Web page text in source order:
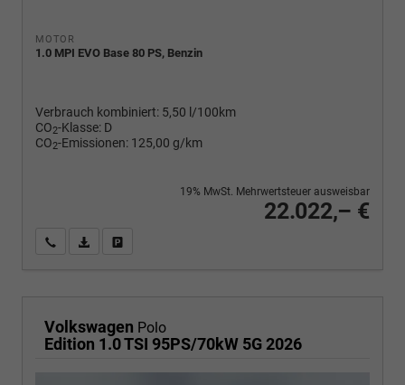
MOTOR
1.0 MPI EVO Base 80 PS, Benzin
Verbrauch kombiniert: 5,50 l/100km
CO2-Klasse: D
CO2-Emissionen: 125,00 g/km
22.022,– €
19% MwSt. Mehrwertsteuer ausweisbar
Wir rufen Sie anPDF-Fahrzeugexposé drucken
Volkswagen Polo
Edition 1.0 TSI 95PS/70kW 5G 2026